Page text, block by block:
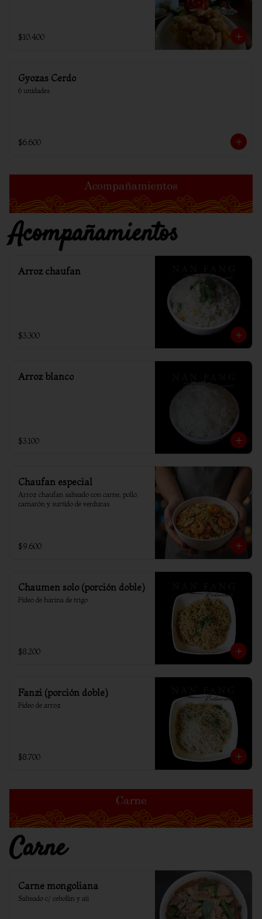
$10.400
Gyozas Cerdo
6 unidades
$6.600
Acompañamientos
Arroz chaufan
$3.300
Arroz blanco
$3.100
Chaufan especial
Arroz chaufan salteado con carne, pollo,
camarón y surtido de verduras
$9.600
Chaumen solo (porción doble)
Fideo de harina de trigo
$8.200
Fanzi (porción doble)
Fideo de arroz
$8.700
Carne
Carne mongoliana
Salteado c/ cebollin y aji